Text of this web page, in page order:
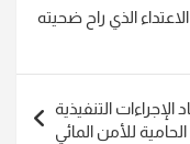
الذي راح ضحيته
التنفيذية
للأمن المائي